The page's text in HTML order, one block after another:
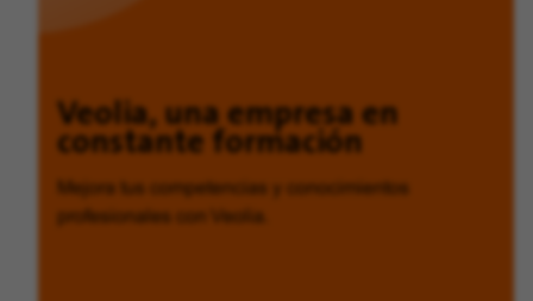
Veolia, una empresa en
constante formación
Mejora tus competencias y conocimientos
profesionales con Veolia.